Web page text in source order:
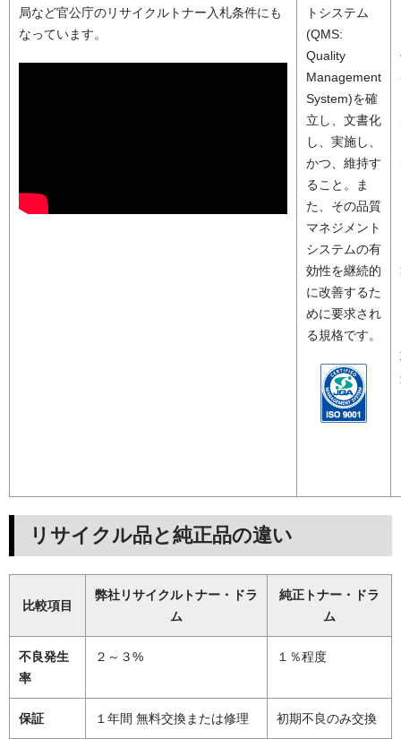
局など官公庁のリサイクルトナー入札条件にも
なっています。
トシステム
(QMS:
Quality
Management
System)を確
立し、文書化
し、実施し、
かつ、維持す
ること。ま
た、その品質
マネジメント
システムの有
効性を継続的
に改善するた
めに要求され
る規格です。
リサイクル品と純正品の違い
比較項目
弊社リサイクルトナー・ドラ
ム
純正トナー・ドラ
ム
不良発生
率
２～３% １％程度
保証 １年間 無料交換または修理 初期不良のみ交換